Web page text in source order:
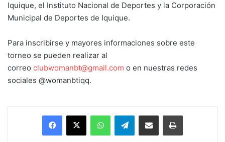
Iquique, el Instituto Nacional de Deportes y la Corporación
Municipal de Deportes de Iquique.
Para inscribirse y mayores informaciones sobre este
torneo se pueden realizar al
correo clubwomanbt@gmail.com o en nuestras redes
sociales @womanbtiqq.
Facebook
X WhatsAppTelegramEnviar vía email Imprimir